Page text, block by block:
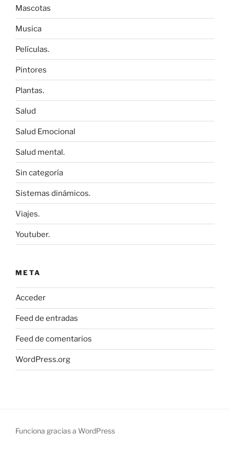
Mascotas
Musica
Películas.
Pintores
Plantas.
Salud
Salud Emocional
Salud mental.
Sin categoría
Sistemas dinámicos.
Viajes.
Youtuber.
META
Acceder
Feed de entradas
Feed de comentarios
WordPress.org
Funciona gracias a WordPress